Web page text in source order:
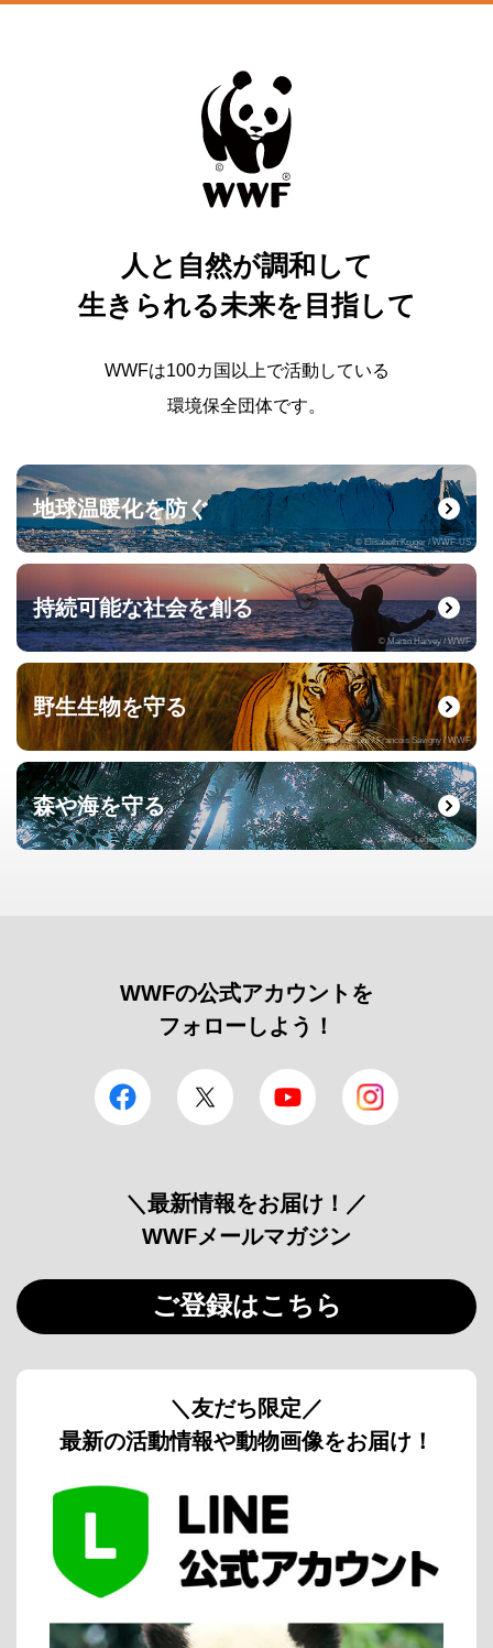
人と自然が調和して
生きられる未来を目指して
WWFは100カ国以上で活動している
環境保全団体です。
地球温暖化を防ぐ
© Elisabeth Kruger / WWF-US
持続可能な社会を創る
© Martin Harvey / WWF
野生生物を守る
© naturepl.com / Francois Savigny / WWF
森や海を守る
© Roger Leguen / WWF
WWFの公式アカウントを
フォローしよう！
facebook Twitter YouTube
＼最新情報をお届け！／
WWFメールマガジン
ご登録はこちら
＼友だち限定／
最新の活動情報や動物画像をお届け！